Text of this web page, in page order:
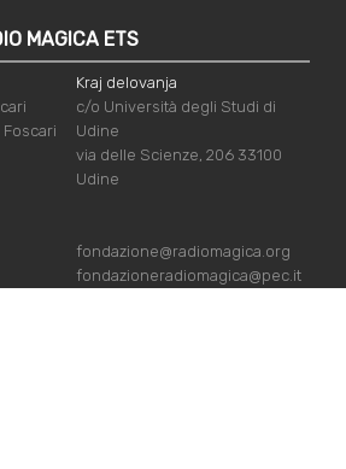
MAGICA ETS
Foscari
Kraj delovanja
c/o Università degli Studi di
Udine
via delle Scienze, 206 33100
Udine
fondazione@radiomagica.org
fondazioneradiomagica@pec.it